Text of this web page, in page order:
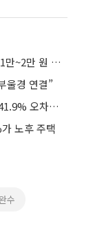
BNK경남은행, 지역 관광·유통 소비 살리기 1만~2만 원 할인 이벤트 개시
울경 연결”
경남도지사 선거, 박완수 44.1% vs 김경수 41.9% 오차범위 내 초접전
노후 주택
수